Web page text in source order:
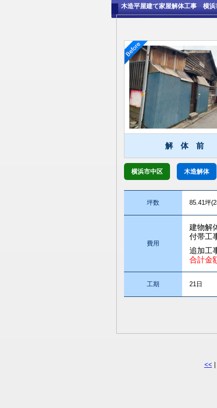
木造平屋建て家屋解体工事 横浜
解 体 前
横浜市中区 木造解体
坪数 85.41坪
費用
建物解
付帯工
追加工
合計金
工期 21日
<<